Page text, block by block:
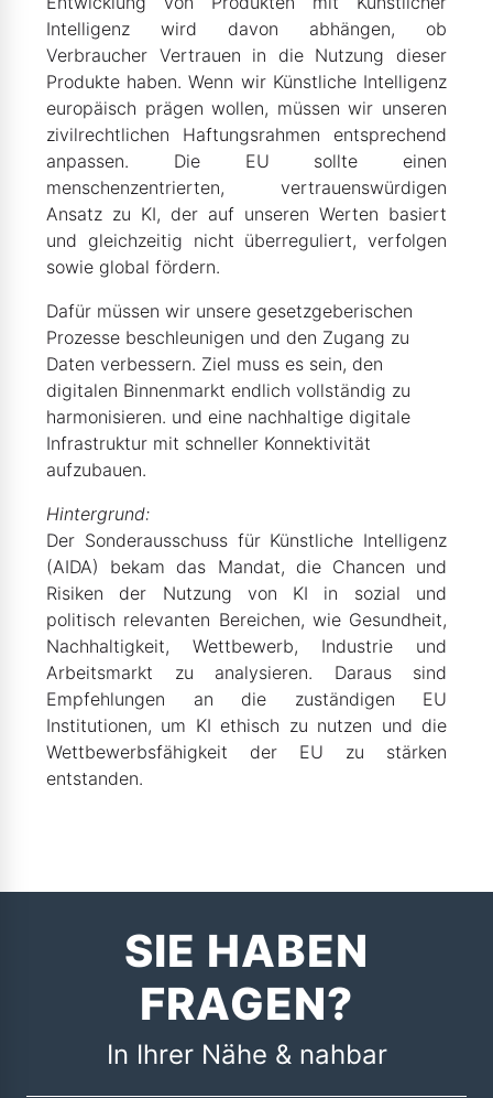
Intelligenz wird davon abhängen, ob
Verbraucher Vertrauen in die Nutzung dieser
Produkte haben. Wenn wir Künstliche Intelligenz
europäisch prägen wollen, müssen wir unseren
zivilrechtlichen Haftungsrahmen entsprechend
anpassen. Die EU sollte einen
menschenzentrierten, vertrauenswürdigen
Ansatz zu KI, der auf unseren Werten basiert
und gleichzeitig nicht überreguliert, verfolgen
sowie global fördern.
Dafür müssen wir unsere gesetzgeberischen
Prozesse beschleunigen und den Zugang zu
Daten verbessern. Ziel muss es sein, den
digitalen Binnenmarkt endlich vollständig zu
harmonisieren. und eine nachhaltige digitale
Infrastruktur mit schneller Konnektivität
aufzubauen.
Hintergrund:
Der Sonderausschuss für Künstliche Intelligenz
(AIDA) bekam das Mandat, die Chancen und
Risiken der Nutzung von KI in sozial und
politisch relevanten Bereichen, wie Gesundheit,
Nachhaltigkeit, Wettbewerb, Industrie und
Arbeitsmarkt zu analysieren. Daraus sind
Empfehlungen an die zuständigen EU
Institutionen, um KI ethisch zu nutzen und die
Wettbewerbsfähigkeit der EU zu stärken
entstanden.
SIE HABEN
FRAGEN?
In Ihrer Nähe & nahbar